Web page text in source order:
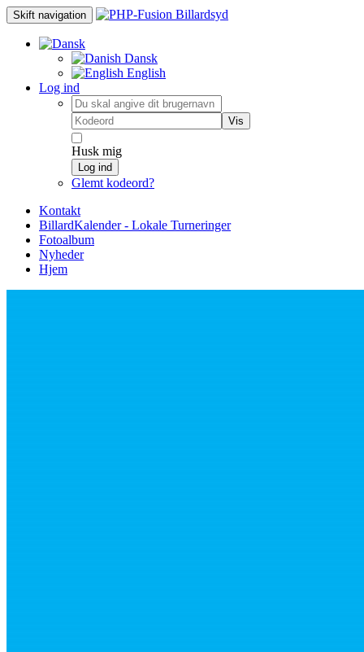
Skift navigation
Dansk
English
Log ind
Vis
Husk mig
Log ind
Glemt kodeord?
Kontakt
BillardKalender - Lokale Turneringer
Fotoalbum
Nyheder
Hjem